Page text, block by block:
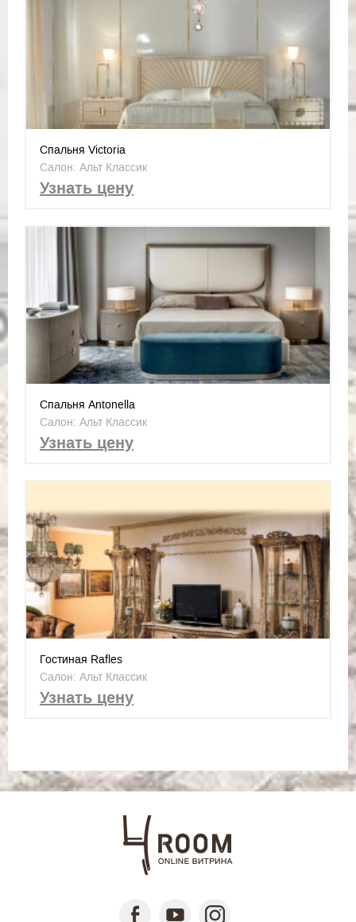
Спальня Victoria
Салон: Альт Классик
Узнать цену
Спальня Antonella
Салон: Альт Классик
Узнать цену
Гостиная Rafles
Салон: Альт Классик
Узнать цену